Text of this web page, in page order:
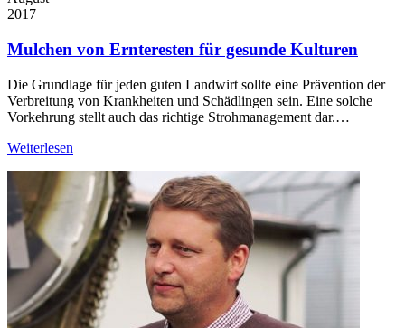
2017
Mulchen von Ernteresten für gesunde Kulturen
Die Grundlage für jeden guten Landwirt sollte eine Prävention der
Verbreitung von Krankheiten und Schädlingen sein. Eine solche
Vorkehrung stellt auch das richtige Strohmanagement dar.…
Weiterlesen